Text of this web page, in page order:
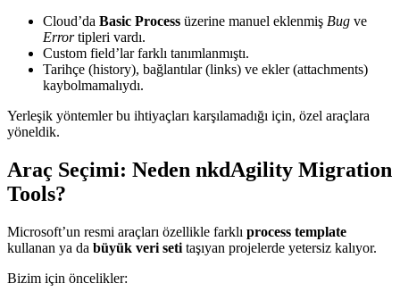
Cloud’da Basic Process üzerine manuel eklenmiş Bug ve
Errortipleri vardı.
Custom field’lar farklı tanımlanmıştı.
Tarihçe (history), bağlantılar (links) ve ekler (attachments)
kaybolmamalıydı.
Yerleşik yöntemler bu ihtiyaçları karşılamadığı için, özel araçlara
yöneldik.
Araç Seçimi: Neden nkdAgility Migration
Tools?
Microsoft’un resmi araçları özellikle farklı process template
kullanan ya da büyük veri seti taşıyan projelerde yetersiz kalıyor.
Bizim için öncelikler: